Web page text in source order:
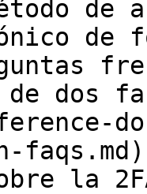
de
de
dos
la